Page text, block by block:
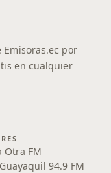
Emisoras.ec por
en cualquier
Otra FM
94.9 FM